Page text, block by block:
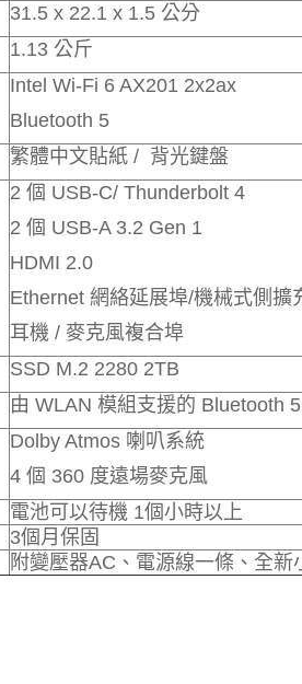
31.5 x 22.1 x 1.5 公分
1.13 公斤
Intel Wi-Fi 6 AX201 2x2ax
Bluetooth 5
繁體中文貼紙 / 背光鍵盤
2 個 USB-C/ Thunderbolt 4
2 個 USB-A 3.2 Gen 1
HDMI 2.0
Ethernet 網絡延展埠/機械式側擴
耳機 / 麥克風複合埠
SSD M.2 2280 2TB
由 WLAN 模組支援的 Bluetooth 5
Dolby Atmos 喇叭系統
4 個 360 度遠場麥克風
電池可以待機 1個小時以上
3個月保固
附變壓器AC、電源線一條、全新